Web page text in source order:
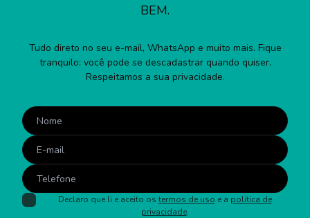
BEM.
Tudo direto no seu e-mail, WhatsApp e muito mais. Fique
tranquilo: você pode se descadastrar quando quiser.
Respeitamos a sua privacidade.
Declaro que li e aceito os termos de uso e a política de
privacidade.